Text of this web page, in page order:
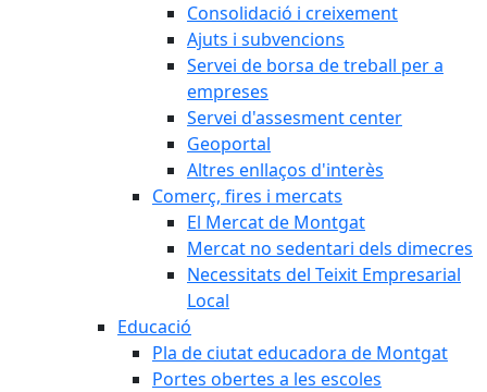
Consolidació i creixement
Ajuts i subvencions
Servei de borsa de treball per a
empreses
Servei d'assesment center
Geoportal
Altres enllaços d'interès
Comerç, fires i mercats
El Mercat de Montgat
Mercat no sedentari dels dimecres
Necessitats del Teixit Empresarial
Local
Educació
Pla de ciutat educadora de Montgat
Portes obertes a les escoles